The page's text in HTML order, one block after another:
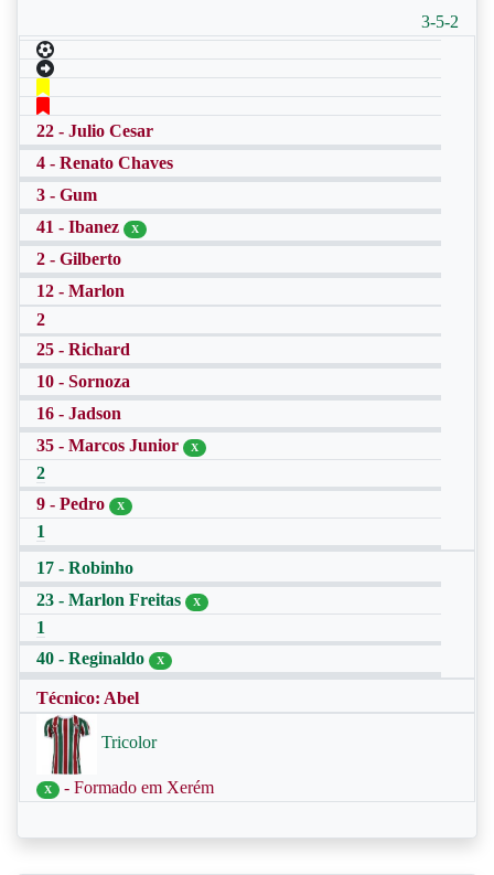
3-5-2
22 - Julio Cesar
4 - Renato Chaves
3 - Gum
41 - Ibanez
X
2 - Gilberto
12 - Marlon
2
25 - Richard
10 - Sornoza
16 - Jadson
35 - Marcos Junior
X
2
9 - Pedro
X
1
17 - Robinho
23 - Marlon Freitas
X
1
40 - Reginaldo
X
Técnico: Abel
Tricolor
X - Formado em Xerém